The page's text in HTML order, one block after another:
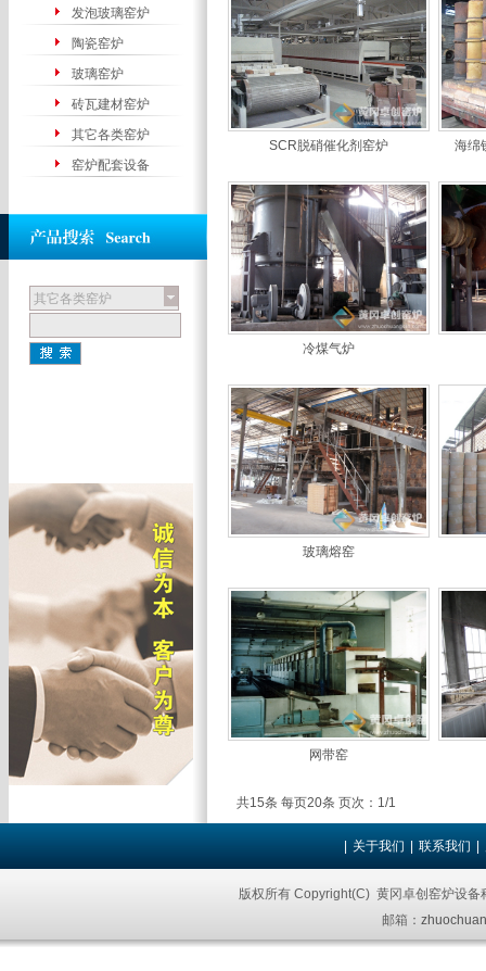
SCR脱硝催化剂窑炉 海绵
冷煤气炉
玻璃熔窑
网带窑
共15条 每页20条 页次：1/1
其它各类窑炉
发泡玻璃窑炉
陶瓷窑炉
玻璃窑炉
砖瓦建材窑炉
其它各类窑炉
窑炉配套设备
关于我们 联系我们
版权所有 Copyright(C) 黄冈卓创窑炉设
邮箱：